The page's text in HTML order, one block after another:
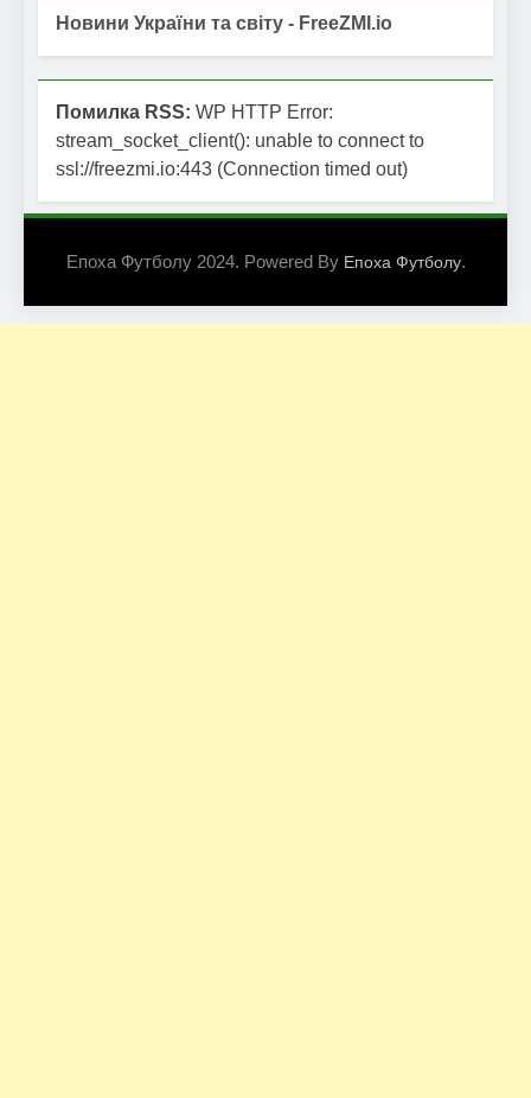
Новини України та світу - FreeZMI.io
Помилка RSS: WP HTTP Error:
stream_socket_client(): unable to connect to
ssl://freezmi.io:443 (Connection timed out)
Епоха Футболу 2024. Powered By Епоха Футболу.